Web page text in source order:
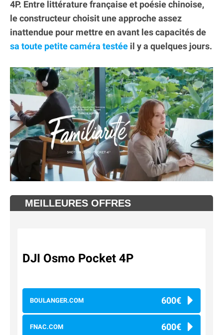
4P. Entre littérature française et poésie chinoise,
le constructeur choisit une approche assez
inattendue pour mettre en avant les capacités de
sa toute petite caméra testée il y a quelques jours.
MEILLEURES OFFRES
DJI Osmo Pocket 4P
BOULANGER.COM 600€
FNAC.COM 600€